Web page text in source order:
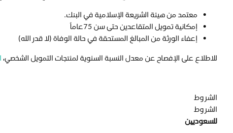
معتمد من هيئة الشريعة الإسلامية في البنك.
إمكانية تمويل المتقاعدين حتى سن 75عاماً
إعفاء الورثة من المبالغ المستحقة في حالة الوفاة (لا قدر الله)
للاطلاع على الإفصاح عن معدل النسبة السنوية لمنتجات التمويل الشخصي،
الشروط
الشروط
للسعوديين